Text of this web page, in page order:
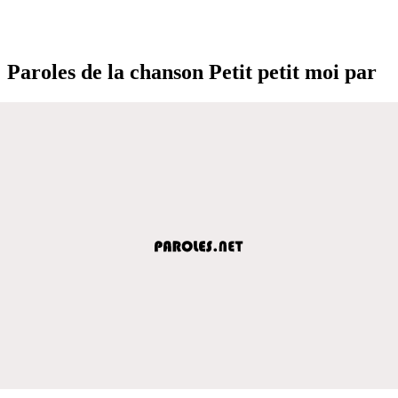
Paroles de la chanson Petit petit moi par